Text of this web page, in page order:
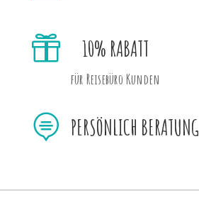
 10% RABATT
für Reisebüro Kunden
 PERSÖNLICH BERATUNG